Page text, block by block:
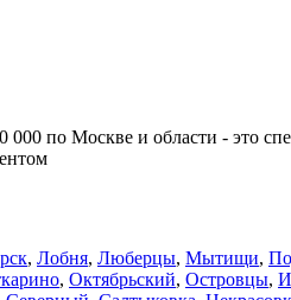
000 по Москве и области - это
, Лобня, Люберцы, Мытищи,
, Октябрьский, Островцы,